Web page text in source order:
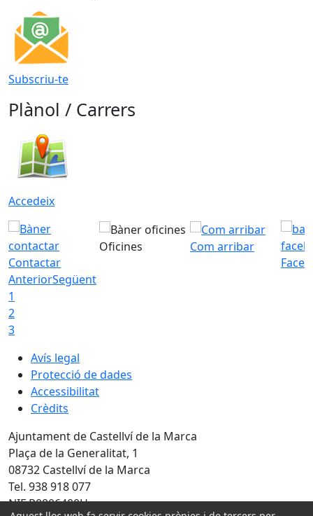
Subscriu-te
Plànol / Carrers
Accedeix
Contactar
Oficines
Com arribar
AnteriorSegüent
1
2
3
Avís legal
Protecció de dades
Accessibilitat
Crèdits
Ajuntament de Castellví de la Marca
Plaça de la Generalitat, 1
08732 Castellví de la Marca
Tel. 938 918 077
NIF P0806400H